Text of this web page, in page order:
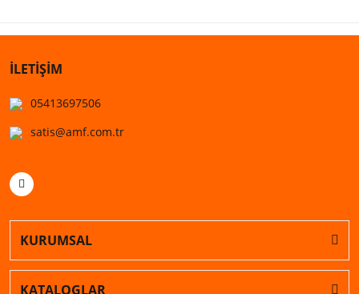
İLETİŞİM
05413697506
satis@amf.com.tr
KURUMSAL
KATALOGLAR